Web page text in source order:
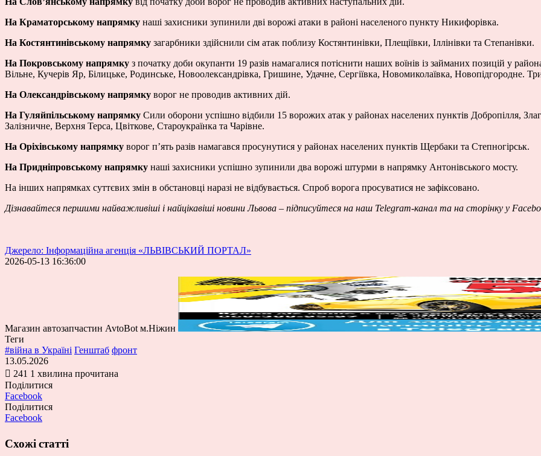
На Краматорському напрямку наші захисники зупинили дві ворожі атаки в районі населеного пункту Никифорівка.
На Костянтинівському напрямку загарбники здійснили сім атак поблизу Костянтинівки, Плещіївки, Іллінівки та Степанівки.
На Покровському напрямку з початку доби окупанти 19 разів намагалися потіснити наших воїнів із займаних позицій у
Вільне, Кучерів Яр, Білицьке, Родинське, Новоолександрівка, Гришине, Удачне, Сергіївка, Новомиколаївка, Новопідгородне.
На Олександрівському напрямку ворог не проводив активних дій.
На Гуляйпільському напрямку Сили оборони успішно відбили 15 ворожих атак у районах населених пунктів Добропілля,
Залізничне, Верхня Терса, Цвіткове, Староукраїнка та Чарівне.
На Оріхівському напрямку ворог п’ять разів намагався просунутися у районах населених пунктів Щербаки та Степногірськ.
На Придніпровському напрямку наші захисники успішно зупинили два ворожі штурми в напрямку Антонівського мосту.
На інших напрямках суттєвих змін в обстановці наразі не відбувається. Спроб ворога просуватися не зафіксовано.
Дізнавайтеся першими найважливіші і найцікавіші новини Львова – підписуйтеся на наш Telegram-канал та на сторінку у
Джерело: Інформаційна агенція «ЛЬВІВСЬКИЙ ПОРТАЛ»
2026-05-13 16:36:00
Магазин автозапчастин AvtoBot м.Ніжин
Теги
#війна в Україні Генштаб фронт
13.05.2026
241 1 хвилина прочитана
Поділитися
Facebook
Поділитися
Facebook
Схожі статті